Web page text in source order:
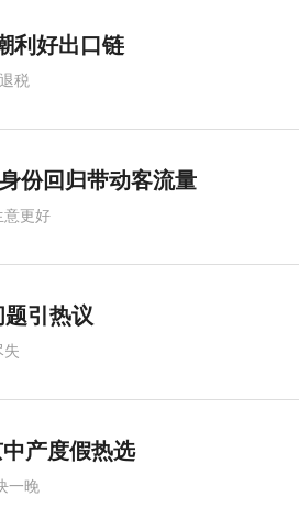
利好出口链
税
份回归带动客流量
意更好
引热议
失
产度假热选
一晚